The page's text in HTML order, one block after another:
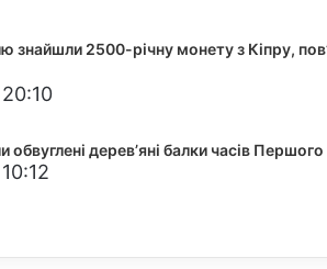
знайшли 2500-річну монету з Кіпру,
обвуглені дерев’яні балки часів